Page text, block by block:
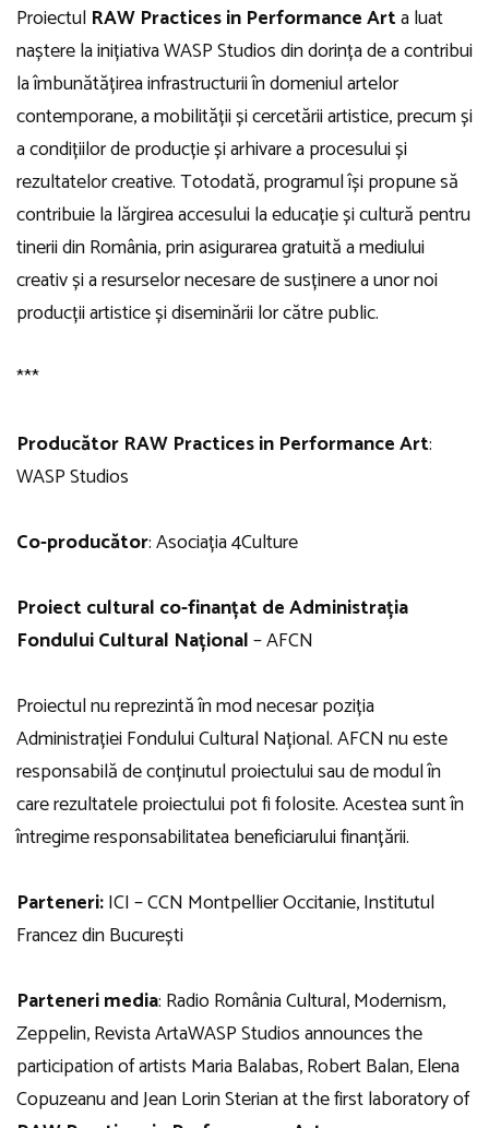
Proiectul RAW Practices in Performance Arta luat
naștere la inițiativa WASP Studios din dorința de a contribui
la îmbunătățirea infrastructurii în domeniul artelor
contemporane, a mobilității și cercetării artistice, precum și
a condițiilor de producție și arhivare a procesului și
rezultatelor creative. Totodată, programul își propune să
contribuie la lărgirea accesului la educație și cultură pentru
tinerii din România, prin asigurarea gratuită a mediului
creativ și a resurselor necesare de susținere a unor noi
producții artistice și diseminării lor către public.
***
Producător RAW Practices in Performance Art:
WASP Studios
Co-producător: Asociația 4Culture
Proiect cultural co-finanțat de Administrația
Fondului Cultural Național– AFCN
Proiectul nu reprezintă în mod necesar poziția
Administrației Fondului Cultural Național. AFCN nu este
responsabilă de conținutul proiectului sau de modul în
care rezultatele proiectului pot fi folosite. Acestea sunt în
întregime responsabilitatea beneficiarului finanțării.
Parteneri:ICI – CCN Montpellier Occitanie, Institutul
Francez din București
Parteneri media: Radio România Cultural, Modernism,
Zeppelin, Revista ArtaWASP Studios announces the
participation of artists Maria Balabas, Robert Balan, Elena
Copuzeanu and Jean Lorin Sterian at the first laboratory of